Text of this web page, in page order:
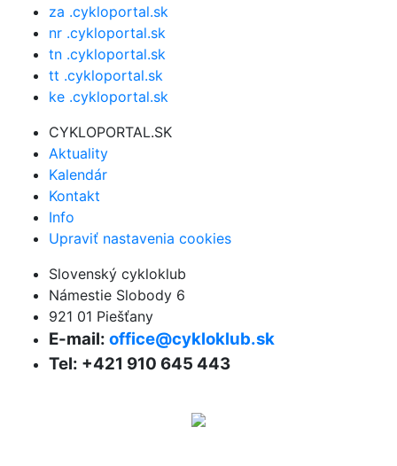
za .cykloportal.sk
nr .cykloportal.sk
tn .cykloportal.sk
tt .cykloportal.sk
ke .cykloportal.sk
CYKLOPORTAL.SK
Aktuality
Kalendár
Kontakt
Info
Upraviť nastavenia cookies
Slovenský cykloklub
Námestie Slobody 6
921 01 Piešťany
E-mail: office@cykloklub.sk
Tel: +421 910 645 443